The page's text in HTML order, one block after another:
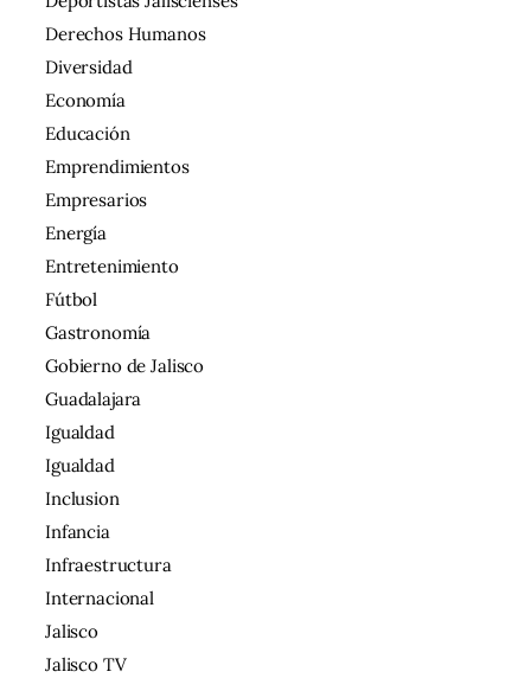
Derechos Humanos
Diversidad
Economía
Educación
Emprendimientos
Empresarios
Energía
Entretenimiento
Fútbol
Gastronomía
Gobierno de Jalisco
Guadalajara
Igualdad
Igualdad
Inclusion
Infancia
Infraestructura
Internacional
Jalisco
Jalisco TV